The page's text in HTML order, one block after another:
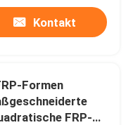
Kontakt
Formen
FRP-